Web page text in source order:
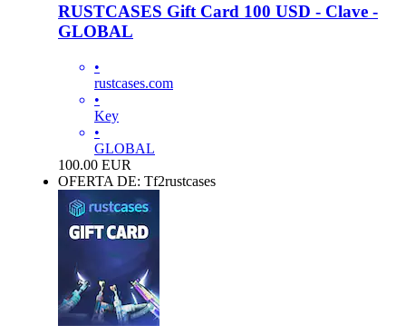
RUSTCASES Gift Card 100 USD - Clave -
GLOBAL
•
rustcases.com
•
Key
•
GLOBAL
100.00 EUR
OFERTA DE: Tf2rustcases